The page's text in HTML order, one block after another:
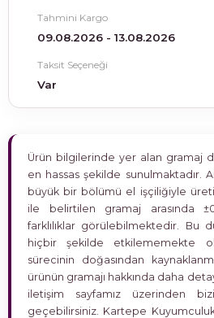
Tahmini Kargo
09.08.2026 - 13.08.2026
Taksit Seçeneği
Var
Ürün bilgilerinde yer alan gramaj
en hassas şekilde sunulmaktadır.
büyük bir bölümü el işçiliğiyle
ile belirtilen gramaj arasında
farklılıklar görülebilmektedir. Bu
hiçbir şekilde etkilememekte
sürecinin doğasından
ürünün gramajı hakkında daha
iletişim sayfamız üzerinden
geçebilirsiniz. Kartepe